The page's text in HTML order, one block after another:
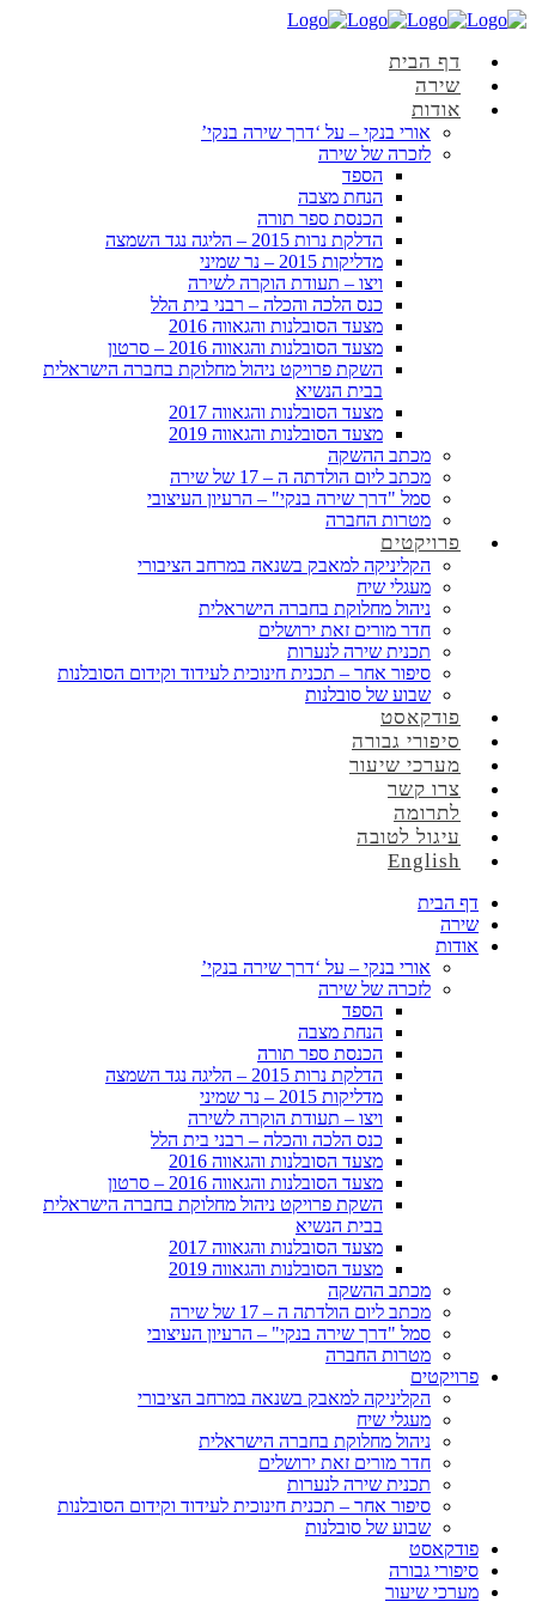
דף הבית
שירה
אודות
אורי בנקי – על ‘דרך שירה בנקי’
לזכרה של שירה
הספד
הנחת מצבה
הכנסת ספר תורה
הדלקת נרות 2015 – הליגה נגד השמצה
מדליקות 2015 – נר שמיני
ויצו – תעודת הוקרה לשירה
כנס הלכה והכלה – רבני בית הלל
מצעד הסובלנות והגאווה 2016
מצעד הסובלנות והגאווה 2016 – סרטון
השקת פרויקט ניהול מחלוקת בחברה הישראלית
בבית הנשיא
מצעד הסובלנות והגאווה 2017
מצעד הסובלנות והגאווה 2019
מכתב ההשקה
מכתב ליום הולדתה ה – 17 של שירה
סמל "דרך שירה בנקי" – הרעיון העיצובי
מטרות החברה
פרויקטים
הקליניקה למאבק בשנאה במרחב הציבורי
מעגלי שיח
ניהול מחלוקת בחברה הישראלית
חדר מורים זאת ירושלים
תכנית שירה לנערות
סיפור אחר – תכנית חינוכית לעידוד וקידום הסובלנות
שבוע של סובלנות
פודקאסט
סיפורי גבורה
מערכי שיעור
צרו קשר
לתרומה
עיגול לטובה
English
דף הבית
שירה
אודות
אורי בנקי – על ‘דרך שירה בנקי’
לזכרה של שירה
הספד
הנחת מצבה
הכנסת ספר תורה
הדלקת נרות 2015 – הליגה נגד השמצה
מדליקות 2015 – נר שמיני
ויצו – תעודת הוקרה לשירה
כנס הלכה והכלה – רבני בית הלל
מצעד הסובלנות והגאווה 2016
מצעד הסובלנות והגאווה 2016 – סרטון
השקת פרויקט ניהול מחלוקת בחברה הישראלית
בבית הנשיא
מצעד הסובלנות והגאווה 2017
מצעד הסובלנות והגאווה 2019
מכתב ההשקה
מכתב ליום הולדתה ה – 17 של שירה
סמל "דרך שירה בנקי" – הרעיון העיצובי
מטרות החברה
פרויקטים
הקליניקה למאבק בשנאה במרחב הציבורי
מעגלי שיח
ניהול מחלוקת בחברה הישראלית
חדר מורים זאת ירושלים
תכנית שירה לנערות
סיפור אחר – תכנית חינוכית לעידוד וקידום הסובלנות
שבוע של סובלנות
פודקאסט
סיפורי גבורה
מערכי שיעור